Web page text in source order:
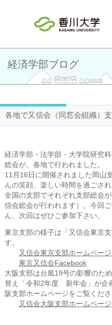
経済学部ブログ
各地で又信会（同窓会組織）
経済学部・法学部・大学院研究
総会が、各地で行われました。
11月16日に開催されました岡山
んの笑顔、楽しい時間を過ごされ
全国の支部でそれぞれ支部総会
信会総会が行われます）。今回
ん、次回はぜひご参加下さい。
東京支部の様子は「又信会東京
す。
又信会東京支部ホームページ
東京又信会Facebook
大阪支部は台風19号の影響のた
替え「令和2年度 新年会」が企
阪支部ホームページをご覧くださ
又信会大阪支部ホームページ